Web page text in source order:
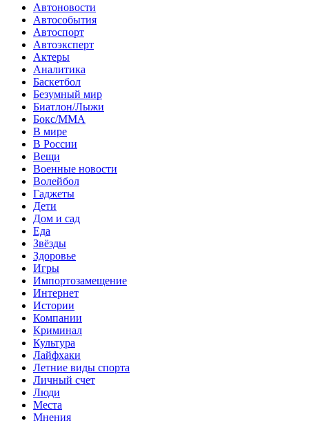
Автоновости
Автособытия
Автоспорт
Автоэксперт
Актеры
Аналитика
Баскетбол
Безумный мир
Биатлон/Лыжи
Бокс/MMA
В мире
В России
Вещи
Военные новости
Волейбол
Гаджеты
Дети
Дом и сад
Еда
Звёзды
Здоровье
Игры
Импортозамещение
Интернет
Истории
Компании
Криминал
Культура
Лайфхаки
Летние виды спорта
Личный счет
Люди
Места
Мнения